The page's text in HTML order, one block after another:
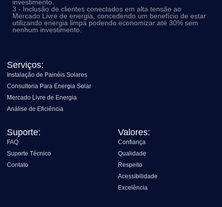
Serviços:
Instalação de Painéis Solares
Consultoria Para Energia Solar
Mercado Livre de Energia
Análise de Eficiência
Suporte:
FAQ
Suporte Técnico
Contato
Valores:
Confiança
Qualidade
Respeito
Acessibilidade
Excelência
investimento.
3 - Inclusão de clientes conectados em alta tensão ao
Mercado Livre de energia, concedendo um benefício de estar
utilizando energia limpa podendo economizar até 30% sem
nenhum investimento.